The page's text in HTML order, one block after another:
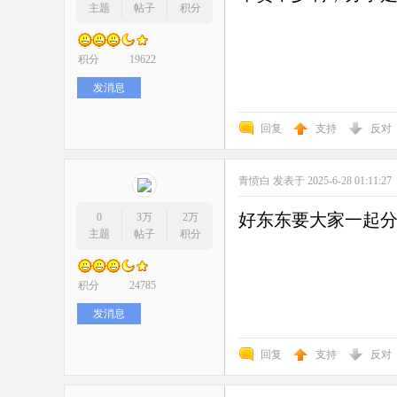
主题
帖子
积分
积分 19622
发消息
回复 支持 反对
0
主题
3万
帖子
2万
积分
积分 24785
发消息
青愤白 发表于 2025-6-28 01:11:27
好东东要大家一起分
回复 支持 反对